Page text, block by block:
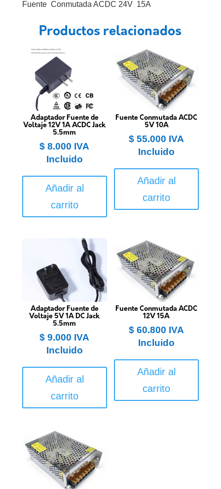
Fuente Conmutada ACDC 24V 15A
Productos relacionados
Adaptador Fuente de
Voltaje 12V 1A ACDC Jack
5.5mm
$ 8.000 IVA
Incluido
Añadir al
carrito
Fuente Conmutada ACDC
5V 10A
$ 55.000 IVA
Incluido
Añadir al
carrito
Adaptador Fuente de
Voltaje 5V 1A DC Jack
5.5mm
$ 9.000 IVA
Incluido
Añadir al
carrito
Fuente Conmutada ACDC
12V 15A
$ 60.800 IVA
Incluido
Añadir al
carrito